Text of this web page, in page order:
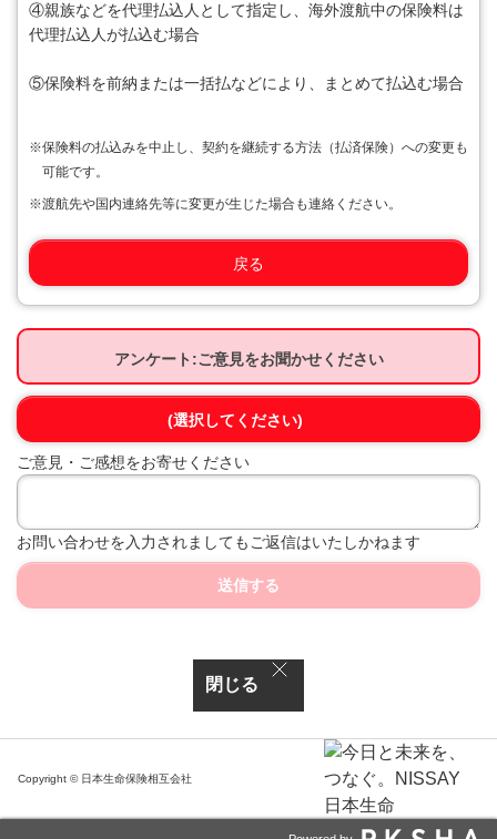
④親族などを代理払込人として指定し、海外渡航中の保険料は
代理払込人が払込む場合
⑤保険料を前納または一括払などにより、まとめて払込む場合
※保険料の払込みを中止し、契約を継続する方法（払済保険）への変更も
可能です。
※渡航先や国内連絡先等に変更が生じた場合も連絡ください。
戻る
アンケート:ご意見をお聞かせください
(選択してください)
ご意見・ご感想をお寄せください
お問い合わせを入力されましてもご返信はいたしかねます
送信する
閉じる
Copyright © 日本生命保険相互会社